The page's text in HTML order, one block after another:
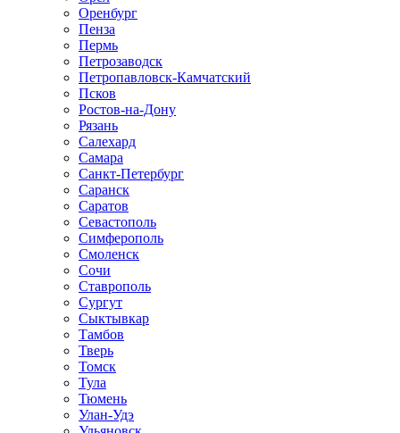
Оренбург
Пенза
Пермь
Петрозаводск
Петропавловск-Камчатский
Псков
Ростов-на-Дону
Рязань
Салехард
Самара
Санкт-Петербург
Саранск
Саратов
Севастополь
Симферополь
Смоленск
Сочи
Ставрополь
Сургут
Сыктывкар
Тамбов
Тверь
Томск
Тула
Тюмень
Улан-Удэ